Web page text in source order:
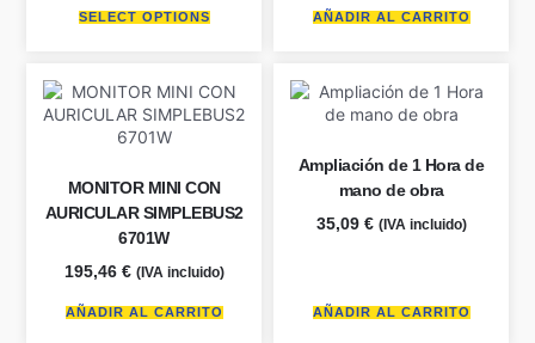
SELECT OPTIONS AÑADIR AL CARRITO
MONITOR MINI CON
AURICULAR SIMPLEBUS2
6701W
195,46 € (IVA incluido)
AÑADIR AL CARRITO
Ampliación de 1 Hora de
mano de obra
35,09 € (IVA incluido)
AÑADIR AL CARRITO